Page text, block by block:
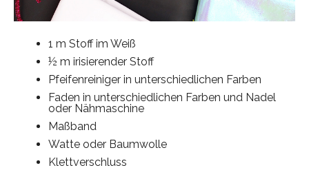
1 m Stoff im Weiß
½ m irisierender Stoff
Pfeifenreiniger in unterschiedlichen Farben
Faden in unterschiedlichen Farben und Nadel
oder Nähmaschine
Maßband
Watte oder Baumwolle
Klettverschluss